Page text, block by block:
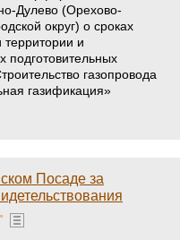
Дулево (Орехово-
округ) о сроках
территории и
подготовительных
газопровода
газификация»
Посаде за